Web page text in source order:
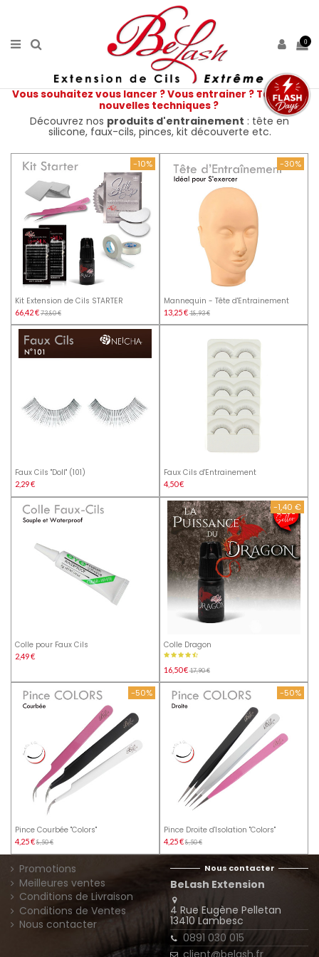
0
Vous souhaitez vous lancer ? Vous entrainer ? Tester de
nouvelles techniques ?
Découvrez nos produits d'entrainement : tête en
silicone, faux-cils, pinces, kit découverte etc.
-10%
Kit Extension de Cils STARTER
66,42 €73,80 €
-30%
Mannequin - Tête d'Entrainement
13,25 €18,93 €
Faux Cils "Doll" (101)
2,29 €
Faux Cils d'Entrainement
4,50 €
Colle pour Faux Cils
2,49 €
-1,40 €
Colle Dragon
16,50 €17,90 €
-50%
Pince Courbée "Colors"
4,25 €8,50 €
-50%
Pince Droite d'Isolation "Colors"
4,25 €8,50 €
Promotions
Meilleures ventes
Conditions de Livraison
Conditions de Ventes
Nous contacter
Nous contacter
BeLash Extension
4 Rue Eugène Pelletan
13410 Lambesc
0891 030 015
client@belash.fr